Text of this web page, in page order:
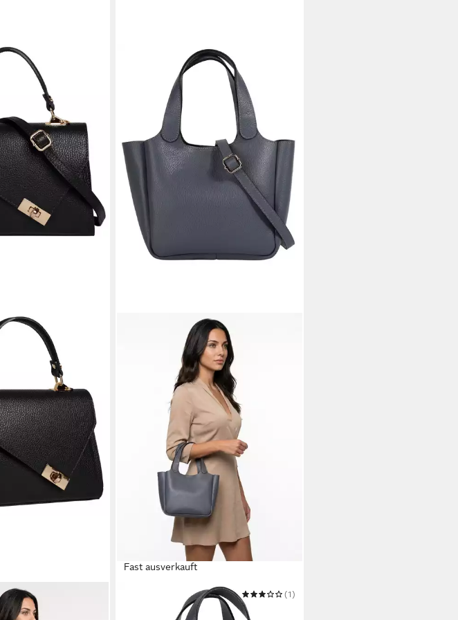
Fast ausverkauft
Henkeltasche
(1)